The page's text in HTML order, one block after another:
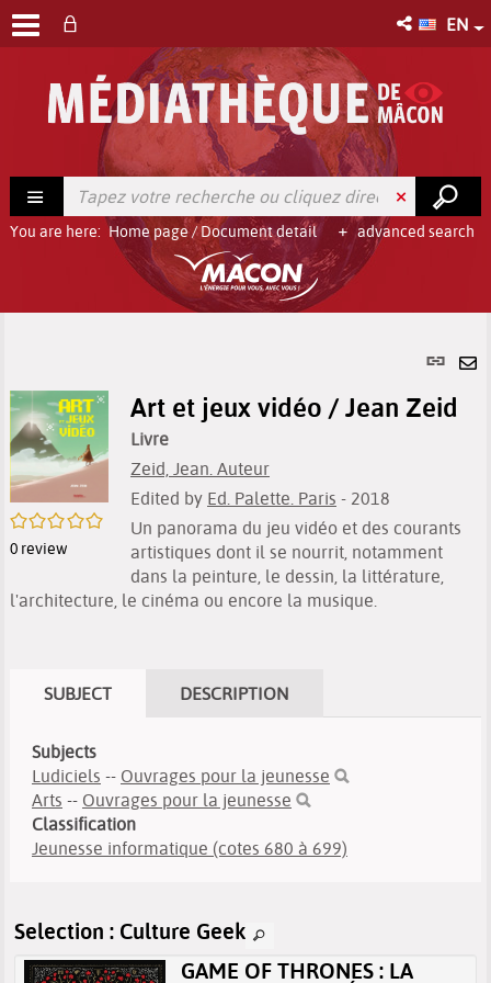
EN
advanced search
You are here: Home page/Document detail
link
/5
0 review
Art et jeux vidéo / Jean Zeid
Livre
Zeid, Jean. Auteur
Edited by Ed. Palette. Paris - 2018
Un panorama du jeu vidéo et des courants
artistiques dont il se nourrit, notamment
dans la peinture, le dessin, la littérature,
l'architecture, le cinéma ou encore la musique.
SUBJECT DESCRIPTION
Subjects
Ludiciels -- Ouvrages pour la jeunesse
Arts -- Ouvrages pour la jeunesse
Classification
Jeunesse informatique (cotes 680 à 699)
Selection : Culture Geek
GAME OF THRONES : LA